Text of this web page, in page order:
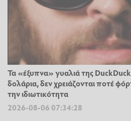
Τα «έξυπνα» γυαλιά της
δολάρια, δεν χρειάζονται ποτέ
την ιδιωτικότητα
2026-08-06 07:34:28